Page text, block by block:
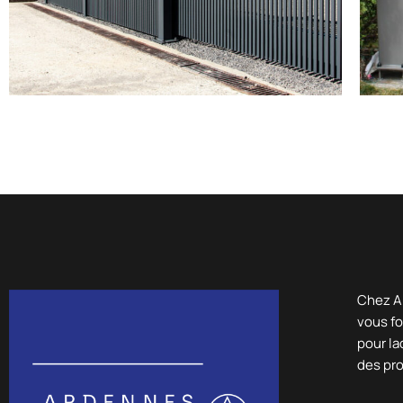
Chez
vous
pour
des